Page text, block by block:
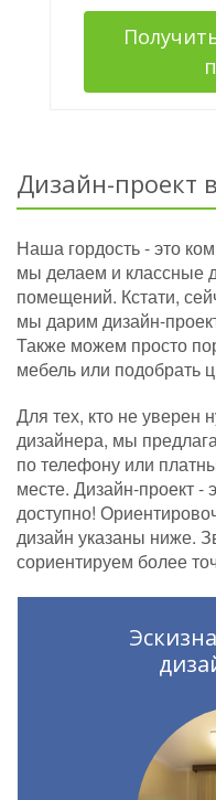
Дизайн-проект
Наша гордость - это
мы делаем и классные
помещений. Кстати,
мы дарим дизайн-
Также можем просто
мебель или подобрать
Для тех, кто не
дизайнера, мы
по телефону или
месте. Дизайн-проект -
доступно!
дизайн указаны ниже.
сориентируем более